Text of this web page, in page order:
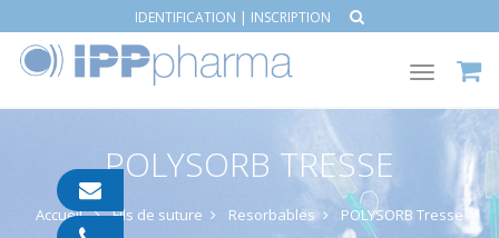
IDENTIFICATION | INSCRIPTION
Toggle
POLYSORB TRESSE
Accueil Fils de suture Resorbables POLYSORB Tresse
pharma.com